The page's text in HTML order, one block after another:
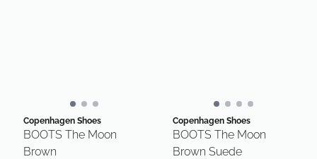
Copenhagen Shoes
BOOTS The Moon
Brown
Copenhagen Shoes
BOOTS The Moon
Brown Suede